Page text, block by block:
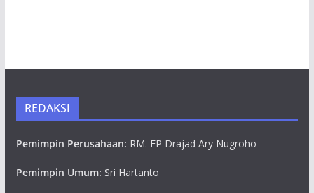
REDAKSI
Pemimpin Perusahaan: RM. EP Drajad Ary Nugroho
Pemimpin Umum: Sri Hartanto